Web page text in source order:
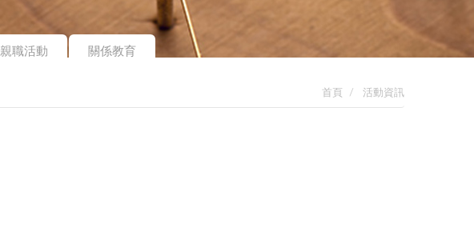
親職活動 關係教育
首頁 活動資訊